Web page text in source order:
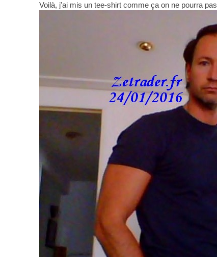
Voilà, j'ai mis un tee-shirt comme ça on ne pourra